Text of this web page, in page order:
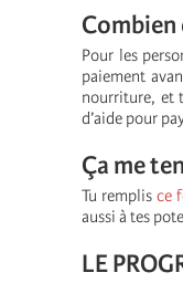
Combien
Pour les
paiement
nourriture, et
d’aide pour
Ça me
Tu remplis ce
aussi à tes
LE